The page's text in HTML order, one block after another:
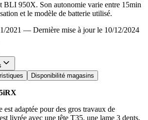
950X. Son autonomie varie entre 15min
et le modèle de batterie utilisé.
2021 — Dernière mise à jour le 10/12/2024
Disponibilité magasins
est adaptée pour des gros travaux de
livrée avec une tête T35, une lame 3 dents,